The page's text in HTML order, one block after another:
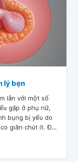
lý bẹn
lẫn với một số
bụng bị yếu do
giãn chút ít. Đó
thoát vị đùi là